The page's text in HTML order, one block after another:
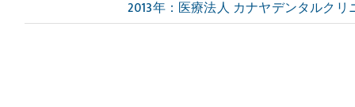
2013年：医療法人 カナヤデンタルクリ